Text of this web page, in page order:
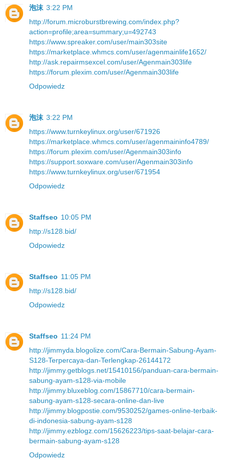
泡沫 3:22 PM
http://forum.microburstbrewing.com/index.php?
action=profile;area=summary;u=492743
https://www.spreaker.com/user/main303site
https://marketplace.whmcs.com/user/agenmainlife1652/
http://ask.repairmsexcel.com/user/Agenmain303life
https://forum.plexim.com/user/Agenmain303life
Odpowiedz
泡沫 3:22 PM
https://www.turnkeylinux.org/user/671926
https://marketplace.whmcs.com/user/agenmaininfo4789/
https://forum.plexim.com/user/Agenmain303info
https://support.soxware.com/user/Agenmain303info
https://www.turnkeylinux.org/user/671954
Odpowiedz
Staffseo 10:05 PM
http://s128.bid/
Odpowiedz
Staffseo 11:05 PM
http://s128.bid/
Odpowiedz
Staffseo 11:24 PM
http://jimmyda.blogolize.com/Cara-Bermain-Sabung-Ayam-
S128-Terpercaya-dan-Terlengkap-26144172
http://jimmy.getblogs.net/15410156/panduan-cara-bermain-
sabung-ayam-s128-via-mobile
http://jimmy.bluxeblog.com/15867710/cara-bermain-
sabung-ayam-s128-secara-online-dan-live
http://jimmy.blogpostie.com/9530252/games-online-terbaik-
di-indonesia-sabung-ayam-s128
http://jimmy.ezblogz.com/15626223/tips-saat-belajar-cara-
bermain-sabung-ayam-s128
Odpowiedz